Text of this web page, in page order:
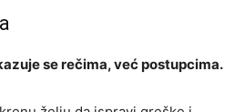
se rečima, već postupcima.